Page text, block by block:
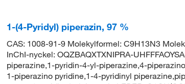
1-(4-Pyridyl) piperazin, 97 %
CAS: 1008-91-9 Molekylformel: C9H13N3
InChI-nyckel: OQZBAQXTXNIPRA-
piperazine,1-pyridin-4-yl-piperazine,4-
1-piperazino pyridine,1-4-pyridinyl